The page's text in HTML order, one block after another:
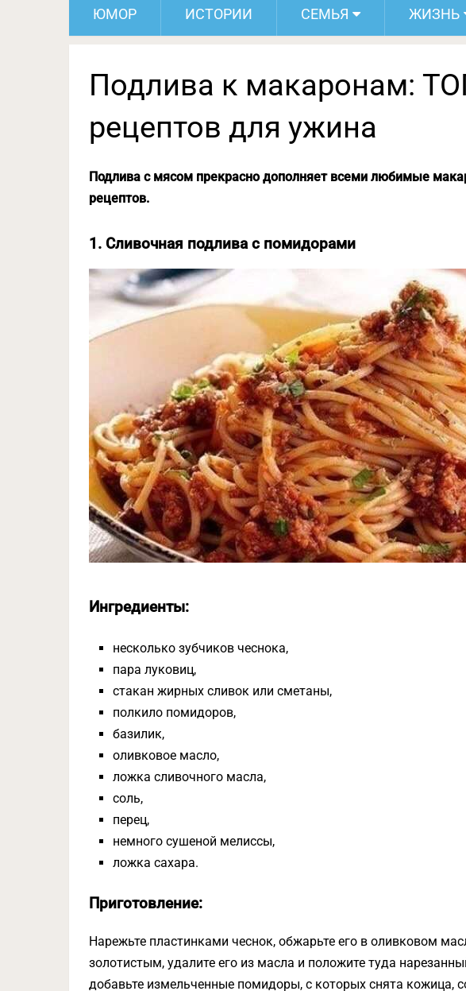
ЮМОР ИСТОРИИ СЕМЬЯ ЖИЗНЬ
Подлива к макаронам:
рецептов для ужина
Подлива с мясом прекрасно дополняет всеми любимые
рецептов.
1. Сливочная подлива с помидорами
Ингредиенты:
несколько зубчиков чеснока,
пара луковиц,
стакан жирных сливок или сметаны,
полкило помидоров,
базилик,
оливковое масло,
ложка сливочного масла,
соль,
перец,
немного сушеной мелиссы,
ложка сахара.
Приготовление:
Нарежьте пластинками чеснок, обжарьте его в оливковом
золотистым, удалите его из масла и положите туда
добавьте измельченные помидоры, с которых снята кожица,